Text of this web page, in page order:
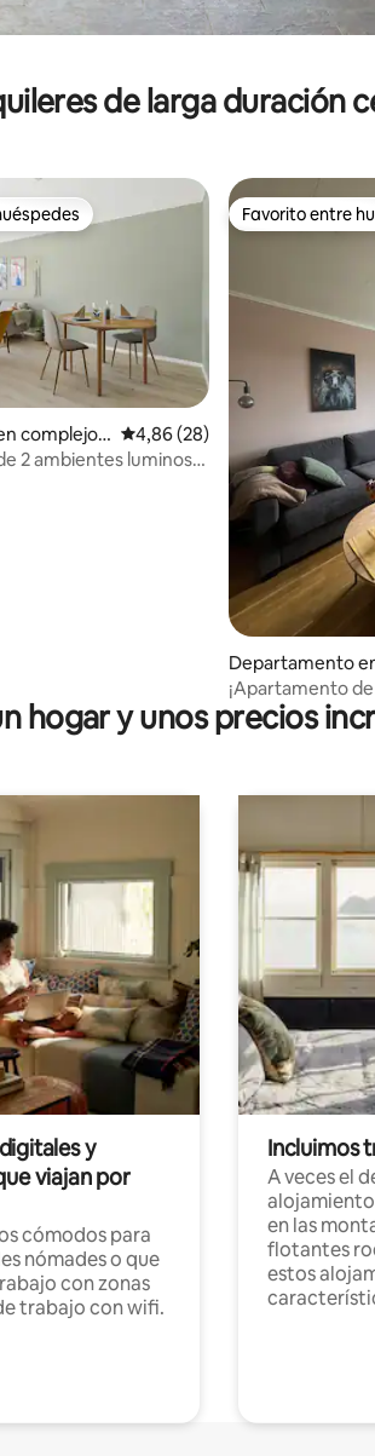
de larga duración
5. 19 evaluaciones
complejo r Calificación promedio: 4,86
4,86 (28)
2 ambientes luminoso
Favorito entre
Favorito entre
Departamento
¡Apartamento
planta superior!
hogar y unos precios
y
viajan por
cómodos para
nómades o que
con zonas
trabajo con wifi.
Incluimos
A veces el
en las
flotantes
estos